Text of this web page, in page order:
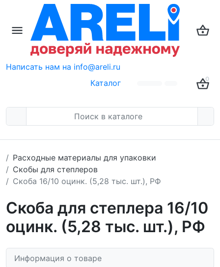
Написать нам на info@areli.ru
Каталог
0
Расходные материалы для упаковки
Скобы для степлеров
Скоба 16/10 оцинк. (5,28 тыс. шт.), РФ
Скоба для степлера 16/10
оцинк. (5,28 тыс. шт.), РФ
Информация о товаре